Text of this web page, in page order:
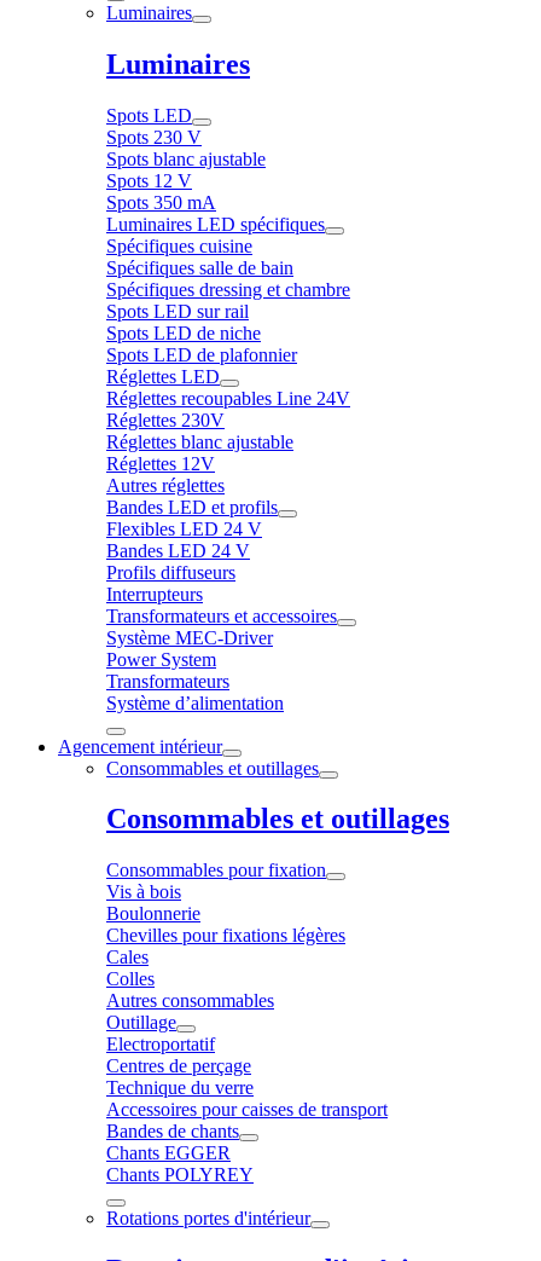
Luminaires
Luminaires
Spots LED
Spots 230 V
Spots blanc ajustable
Spots 12 V
Spots 350 mA
Luminaires LED spécifiques
Spécifiques cuisine
Spécifiques salle de bain
Spécifiques dressing et chambre
Spots LED sur rail
Spots LED de niche
Spots LED de plafonnier
Réglettes LED
Réglettes recoupables Line 24V
Réglettes 230V
Réglettes blanc ajustable
Réglettes 12V
Autres réglettes
Bandes LED et profils
Flexibles LED 24 V
Bandes LED 24 V
Profils diffuseurs
Interrupteurs
Transformateurs et accessoires
Système MEC-Driver
Power System
Transformateurs
Système d’alimentation
Agencement intérieur
Consommables et outillages
Consommables et outillages
Consommables pour fixation
Vis à bois
Boulonnerie
Chevilles pour fixations légères
Cales
Colles
Autres consommables
Outillage
Electroportatif
Centres de perçage
Technique du verre
Accessoires pour caisses de transport
Bandes de chants
Chants EGGER
Chants POLYREY
Rotations portes d'intérieur